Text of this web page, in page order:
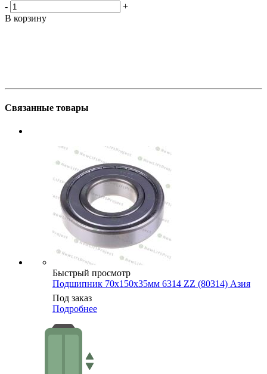
-
+
В корзину
Связанные товары
Быстрый просмотр
Подшипник 70х150х35мм 6314 ZZ (80314) Азия
Под заказ
Подробнее